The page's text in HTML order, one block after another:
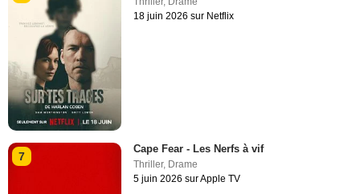
18 juin 2026 sur Netflix
7
Cape Fear - Les Nerfs à vif
Thriller, Drame
5 juin 2026 sur Apple TV